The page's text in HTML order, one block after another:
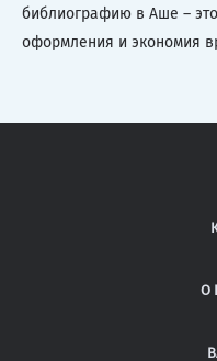
библиографию в Аше –
оформления и экономия
ПОЛИТИКА
О